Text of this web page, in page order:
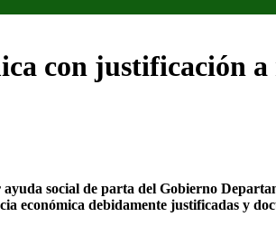
con justificación
social de parta del Gobierno
económica debidamente justificadas y